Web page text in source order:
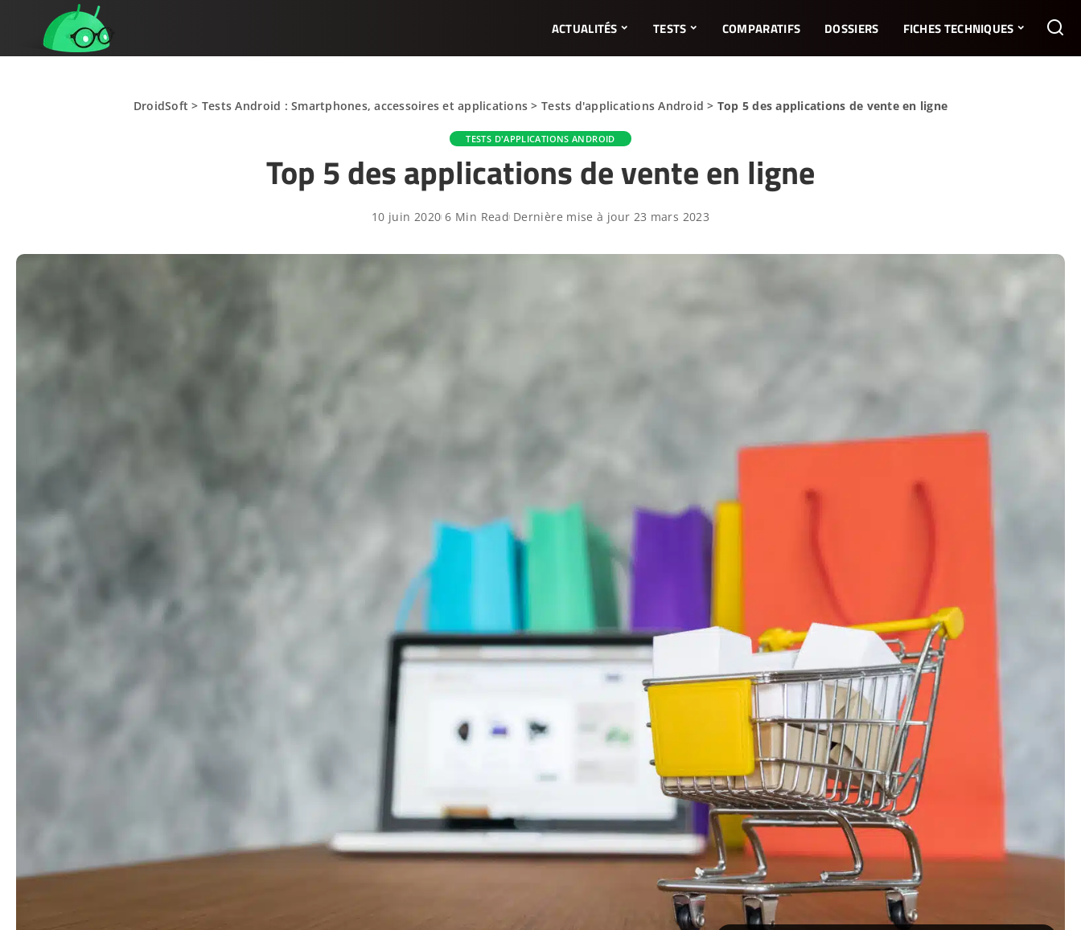
ACTUALITÉS TESTS COMPARATIFS DOSSIERS FICHES TECHNIQUES
DroidSoft > Tests Android : Smartphones, accessoires et applications > Tests d'applications Android > Top 5 des applications de vente en ligne
TESTS D'APPLICATIONS ANDROID
Top 5 des applications de vente en ligne
10 juin 2020 6 Min Read Dernière mise à jour 23 mars 2023